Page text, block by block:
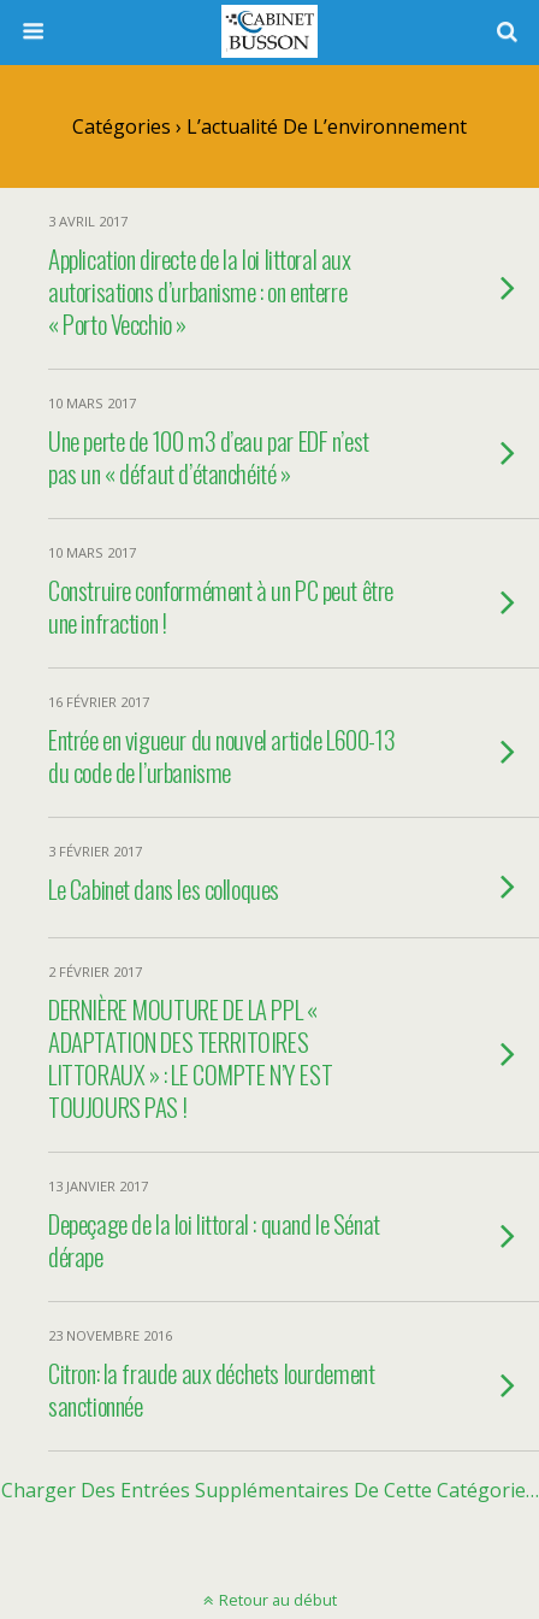
Catégories › L’actualité De L’environnement
3 AVRIL 2017
Application directe de la loi littoral aux
autorisations d’urbanisme : on enterre
« Porto Vecchio »
10 MARS 2017
Une perte de 100 m3 d’eau par EDF n’est
pas un « défaut d’étanchéité »
10 MARS 2017
Construire conformément à un PC peut être
une infraction !
16 FÉVRIER 2017
Entrée en vigueur du nouvel article L600-13
du code de l’urbanisme
3 FÉVRIER 2017
Le Cabinet dans les colloques
2 FÉVRIER 2017
DERNIÈRE MOUTURE DE LA PPL «
ADAPTATION DES TERRITOIRES
LITTORAUX » : LE COMPTE N’Y EST
TOUJOURS PAS !
13 JANVIER 2017
Depeçage de la loi littoral : quand le Sénat
dérape
23 NOVEMBRE 2016
Citron: la fraude aux déchets lourdement
sanctionnée
Charger Des Entrées Supplémentaires De Cette Catégorie…
Retour au début